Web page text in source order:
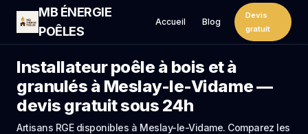
MB ÉNERGIE
POÊLES
Accueil Blog
Devis
gratuit
Installateur poêle à bois et à
granulés à Meslay-le-Vidame —
devis gratuit sous 24h
Artisans RGE disponibles à Meslay-le-Vidame. Comparez les